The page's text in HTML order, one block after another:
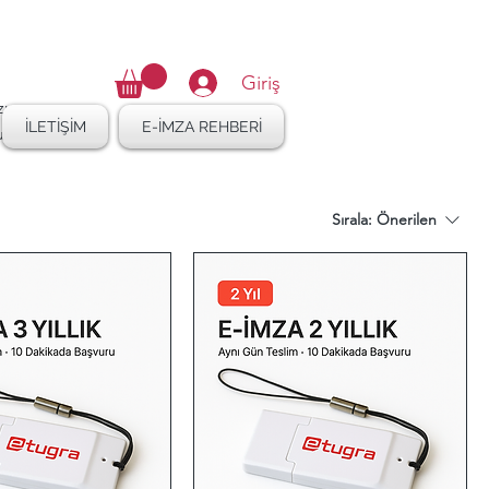
Giriş
İLETİŞİM E-İMZA REHBERİ
Sırala: Önerilen